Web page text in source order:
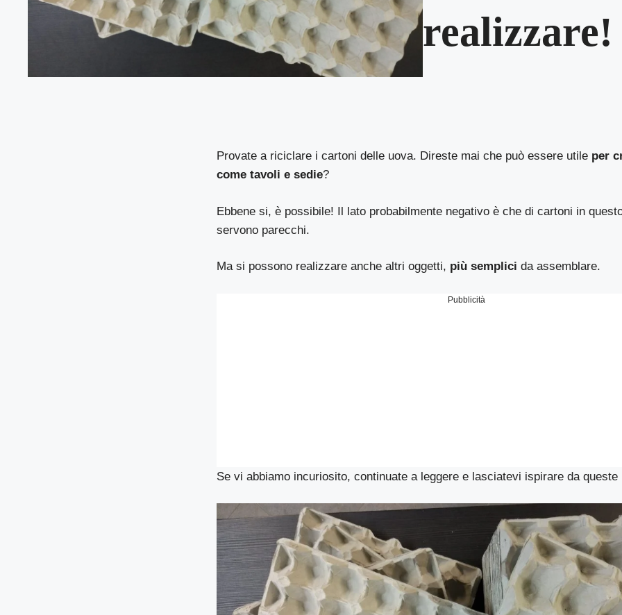
realizzare!
Provate a riciclare i cartoni delle uova. Direste mai che può essere utile per
come tavoli e sedie?
Ebbene si, è possibile! Il lato probabilmente negativo è che di cartoni in
servono parecchi.
Ma si possono realizzare anche altri oggetti, più semplici da assemblare.
Pubblicità
Se vi abbiamo incuriosito, continuate a leggere e lasciatevi ispirare da queste